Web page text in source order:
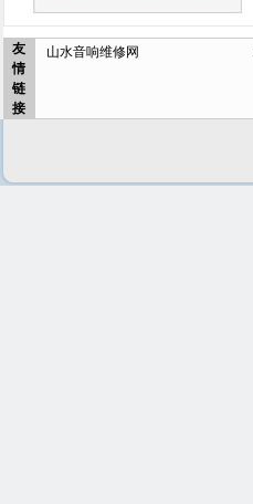
友
情
链
接
山水音响维修网